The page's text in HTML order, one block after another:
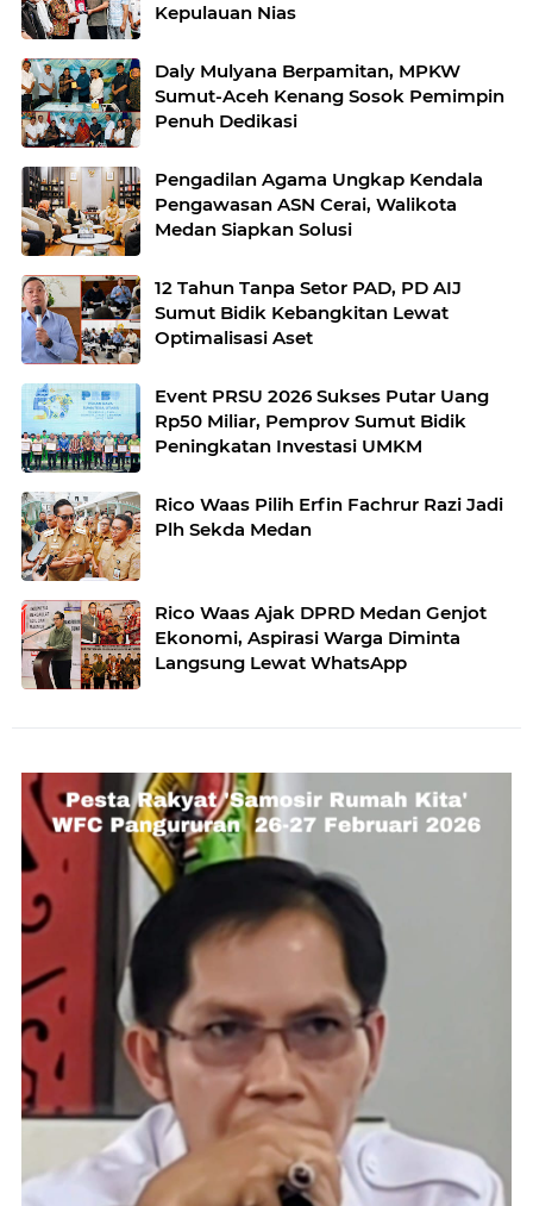
Kepulauan Nias
Daly Mulyana Berpamitan, MPKW
Sumut-Aceh Kenang Sosok Pemimpin
Penuh Dedikasi
Pengadilan Agama Ungkap Kendala
Pengawasan ASN Cerai, Walikota
Medan Siapkan Solusi
12 Tahun Tanpa Setor PAD, PD AIJ
Sumut Bidik Kebangkitan Lewat
Optimalisasi Aset
Event PRSU 2026 Sukses Putar Uang
Rp50 Miliar, Pemprov Sumut Bidik
Peningkatan Investasi UMKM
Rico Waas Pilih Erfin Fachrur Razi Jadi
Plh Sekda Medan
Rico Waas Ajak DPRD Medan Genjot
Ekonomi, Aspirasi Warga Diminta
Langsung Lewat WhatsApp